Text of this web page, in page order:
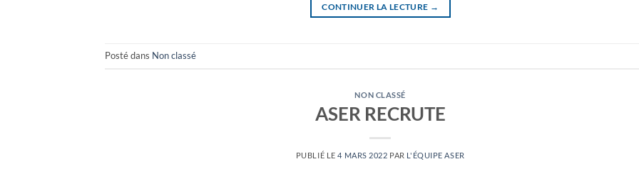
CONTINUER LA LECTURE →
Posté dans Non classé
NON CLASSÉ
ASER RECRUTE
PUBLIÉ LE4 MARS 2022 PAR L'ÉQUIPE ASER